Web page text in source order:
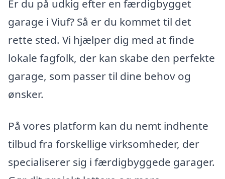
Er du på udkig efter en færdigbygget
garage i Viuf? Så er du kommet til det
rette sted. Vi hjælper dig med at finde
lokale fagfolk, der kan skabe den perfekte
garage, som passer til dine behov og
ønsker.
På vores platform kan du nemt indhente
tilbud fra forskellige virksomheder, der
specialiserer sig i færdigbyggede garager.